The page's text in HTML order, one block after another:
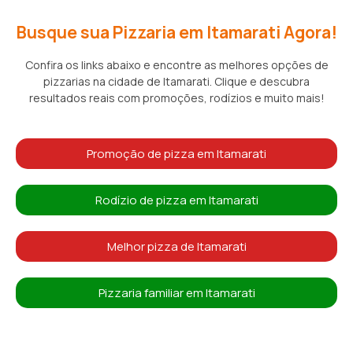
Busque sua Pizzaria em Itamarati Agora!
Confira os links abaixo e encontre as melhores opções de
pizzarias na cidade de Itamarati. Clique e descubra
resultados reais com promoções, rodízios e muito mais!
Promoção de pizza em Itamarati
Rodízio de pizza em Itamarati
Melhor pizza de Itamarati
Pizzaria familiar em Itamarati